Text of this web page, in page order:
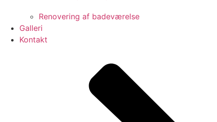
Renovering af badeværelse
Galleri
Kontakt